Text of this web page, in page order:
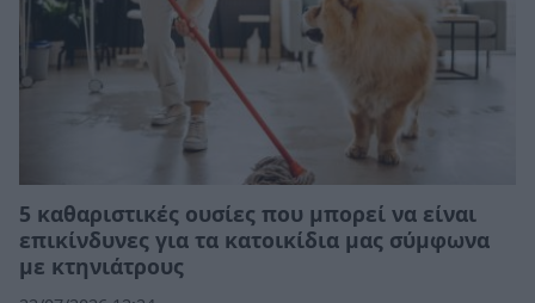
5 καθαριστικές ουσίες που μπορεί να είναι
επικίνδυνες για τα κατοικίδια μας σύμφωνα
με κτηνιάτρους